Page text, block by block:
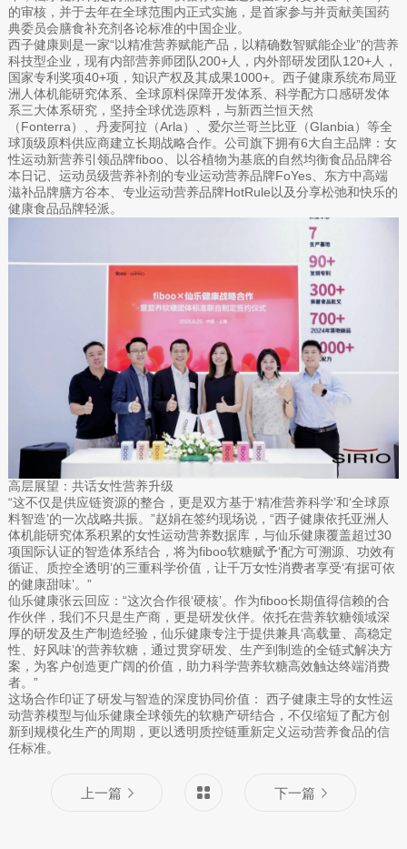
的审核，并于去年在全球范围内正式实施，是首家参与并贡献美国药
典委员会膳食补充剂各论标准的中国企业。
西子健康则是一家“以精准营养赋能产品，以精确数智赋能企业”的营养
科技型企业，现有内部营养师团队200+人，内外部研发团队120+人，
国家专利奖项40+项，知识产权及其成果1000+。西子健康系统布局亚
洲人体机能研究体系、全球原料保障开发体系、科学配方口感研发体
系三大体系研究，坚持全球优选原料，与新西兰恒天然
（Fonterra）、丹麦阿拉（Arla）、爱尔兰哥兰比亚（Glanbia）等全
球顶级原料供应商建立长期战略合作。公司旗下拥有6大自主品牌：女
性运动新营养引领品牌fiboo、以谷植物为基底的自然均衡食品品牌谷
本日记、运动员级营养补剂的专业运动营养品牌FoYes、东方中高端
滋补品牌膳方谷本、专业运动营养品牌HotRule以及分享松弛和快乐的
健康食品品牌轻派。
高层展望：共话女性营养升级
“这不仅是供应链资源的整合，更是双方基于‘精准营养科学’和‘全球原
料智造’的一次战略共振。”赵娟在签约现场说，“西子健康依托亚洲人
体机能研究体系积累的女性运动营养数据库，与仙乐健康覆盖超过30
项国际认证的智造体系结合，将为fiboo软糖赋予‘配方可溯源、功效有
循证、质控全透明’的三重科学价值，让千万女性消费者享受‘有据可依
的健康甜味’。”
仙乐健康张云回应：“这次合作很‘硬核’。作为fiboo长期值得信赖的合
作伙伴，我们不只是生产商，更是研发伙伴。依托在营养软糖领域深
厚的研发及生产制造经验，仙乐健康专注于提供兼具‘高载量、高稳定
性、好风味’的营养软糖，通过贯穿研发、生产到制造的全链式解决方
案，为客户创造更广阔的价值，助力科学营养软糖高效触达终端消费
者。”
这场合作印证了研发与智造的深度协同价值： 西子健康主导的女性运
动营养模型与仙乐健康全球领先的软糖产研结合，不仅缩短了配方创
新到规模化生产的周期，更以透明质控链重新定义运动营养食品的信
任标准。
上一篇 下一篇